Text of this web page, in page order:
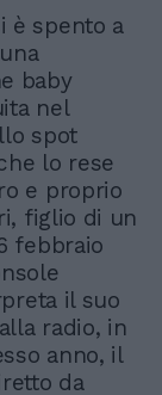
è spento a
baby
nel
spot
lo rese
e proprio
figlio di un
febbraio
il suo
radio, in
anno, il
da